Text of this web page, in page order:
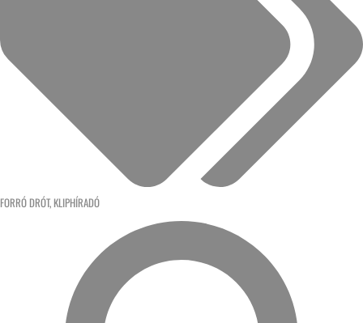
FORRÓ DRÓT, KLIPHÍRADÓ